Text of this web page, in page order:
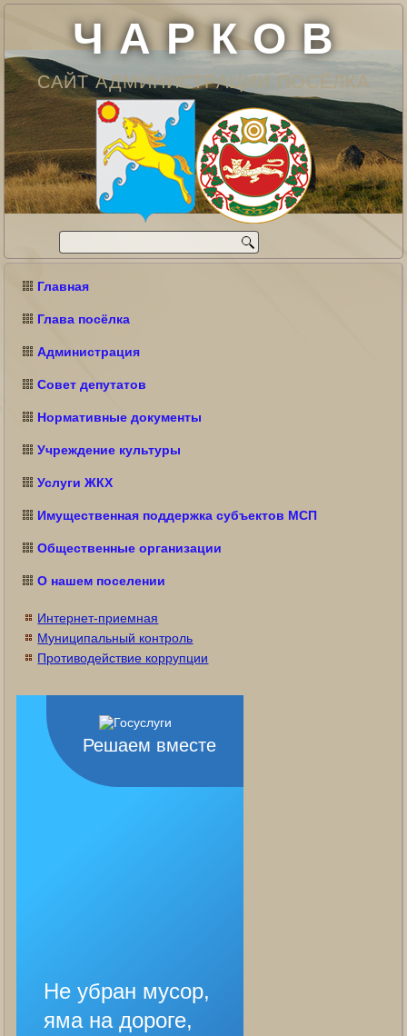
Ч А Р К О В
САЙТ АДМИНИСТРАЦИИ ПОСЁЛКА
Главная
Глава посёлка
Администрация
Совет депутатов
Нормативные документы
Учреждение культуры
Услуги ЖКХ
Имущественная поддержка субъектов МСП
Общественные организации
О нашем поселении
Интернет-приемная
Муниципальный контроль
Противодействие коррупции
Решаем вместе
Не убран мусор,
яма на дороге,